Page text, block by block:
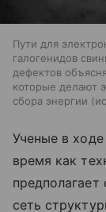
Пути для
галогенидов
дефектов
которые делают
сбора энергии
Ученые в
время как
предполагает
сеть